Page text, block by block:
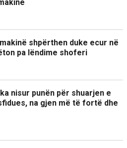
shpërthen duke ecur në
pa lëndime shoferi
nisur punën për shuarjen e
na gjen më të fortë dhe